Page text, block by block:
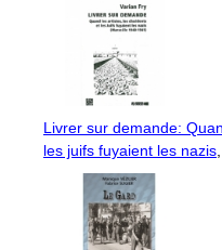
Livrer sur demande:
les juifs fuyaient les nazis